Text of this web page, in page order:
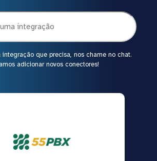
integração que precisa, nos chame no chat.
adicionar novos conectores!